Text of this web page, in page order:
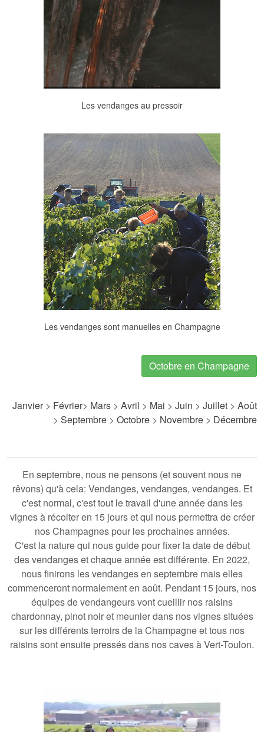
Les vendanges au pressoir
Les vendanges sont manuelles en Champagne
Octobre en Champagne
Janvier > Février> Mars > Avril > Mai > Juin > Juillet > Août
> Septembre > Octobre > Novembre > Décembre
En septembre, nous ne pensons (et souvent nous ne
rêvons) qu'à cela: Vendanges, vendanges, vendanges. Et
c'est normal, c'est tout le travail d'une année dans les
vignesà récolter en 15 jours et qui nous permettra decréer
nos Champagnes pour les prochaines années.
C'est la nature qui nous guide pour fixer la date de début
des vendanges et chaque année est différente. En 2022,
nous finirons les vendanges en septembre mais elles
commenceront normalement en août. Pendant 15 jours, nos
équipes de vendangeurs vont cueillir nos raisins
chardonnay, pinot noir et meunier dans nos vignes situées
sur les différents terroirs de la Champagneet tous nos
raisins sont ensuite pressés dans nos caves à Vert-Toulon.